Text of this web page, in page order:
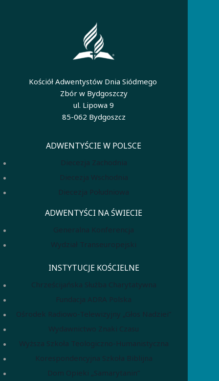
Kościół Adwentystów Dnia Siódmego
Zbór w Bydgoszczy
ul. Lipowa 9
85-062 Bydgoszcz
ADWENTYŚCIE W POLSCE
Diecezja Zachodnia
Diecezja Wschodnia
Diecezja Południowa
ADWENTYŚCI NA ŚWIECIE
Generalna Konferencja
Wydział Transeuropejski
INSTYTUCJE KOŚCIELNE
Chrześcijańska Służba Charytatywna
Fundacja ADRA Polska
Ośrodek Radiowo-Telewizyjny „Głos Nadziei”
Wydawnictwo Znaki Czasu
Wyższa Szkoła Teologiczno-Humanistyczna
Korespondencyjna Szkoła Biblijna
Dom Opieki „Samarytanin”